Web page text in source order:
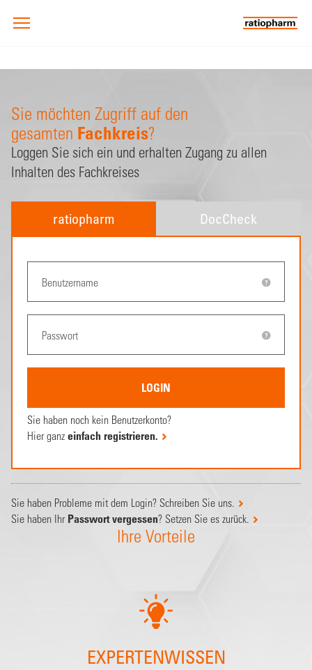
Ihre Vorteile
EXPERTENWISSEN
Sie möchten Zugriff auf den
gesamten Fachkreis?
Loggen Sie sich ein und erhalten Zugang zu allen
Inhalten des Fachkreises
ratiopharm DocCheck
Sie haben noch kein Benutzerkonto?
Hier ganz einfach registrieren.
Sie haben Probleme mit dem Login? Schreiben Sie uns.
Sie haben Ihr Passwort vergessen? Setzen Sie es zurück.